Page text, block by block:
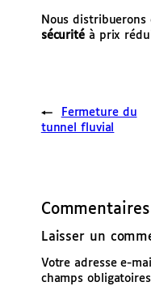
Nous distribuerons
sécurité à prix
←
Fermeture du
tunnel fluvial
Commentaires
Laisser un
Votre adresse e-
champs